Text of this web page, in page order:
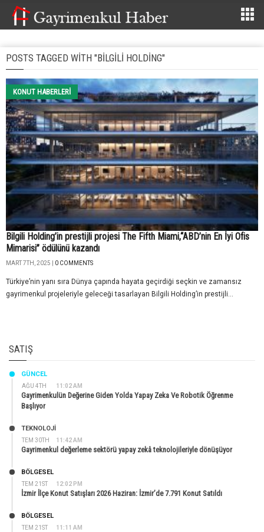
POSTS TAGGED WITH "BILGILI HOLDING"
KONUT HABERLERI
Bilgili Holding’in prestijli projesi The Fifth Miami,“ABD’nin En İyi Ofis
Mimarisi” ödülünü kazandı
MART 7TH, 2025 | 0 COMMENTS
Türkiye’nin yanı sıra Dünya çapında hayata geçirdiği seçkin ve zamansız
gayrimenkul projeleriyle geleceği tasarlayan Bilgili Holding’in prestijli...
SATIŞ
AĞU 4TH 11:02 AM
GÜNCEL
Gayrimenkulün Değerine Giden Yolda Yapay Zeka Ve Robotik Öğrenme
Başlıyor
TEM 30TH 11:42 AM
TEKNOLOJİ
Gayrimenkul değerleme sektörü yapay zekâ teknolojileriyle dönüşüyor
TEM 21ST 12:02 PM
BÖLGESEL
İzmir İlçe Konut Satışları 2026 Haziran: İzmir’de 7.791 Konut Satıldı
TEM 21ST 11:11 AM
BÖLGESEL